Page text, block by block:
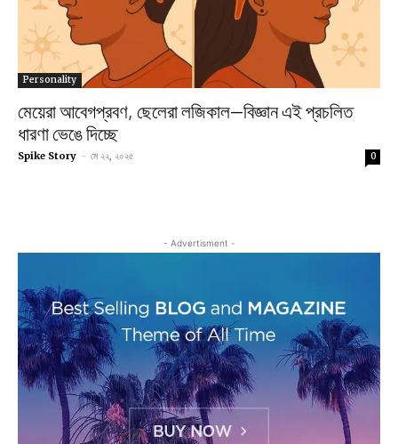
Personality
মেয়েরা আবেগপ্রবণ, ছেলেরা লজিকাল—বিজ্ঞান এই প্রচলিত
ধারণা ভেঙে দিচ্ছে
Spike Story - মে ২২, ২০২৫ 0
- Advertisment -